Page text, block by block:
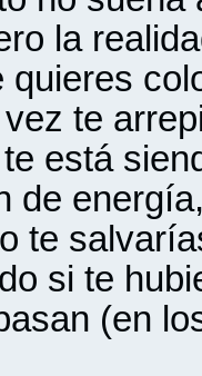
la
quieres
te
está
de
te
si te
(en